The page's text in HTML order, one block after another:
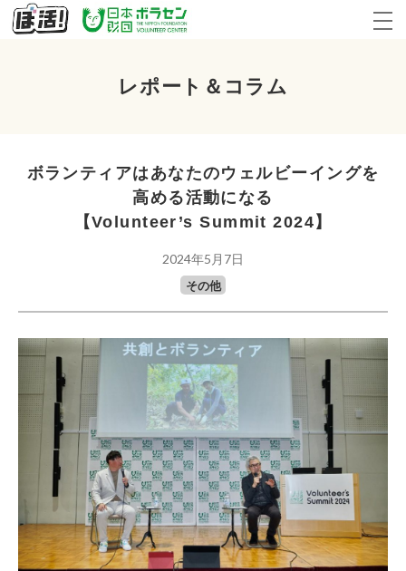
レポート＆コラム
ボランティアはあなたのウェルビーイングを
高める活動になる
【Volunteer’s Summit 2024】
2024年5月7日
その他